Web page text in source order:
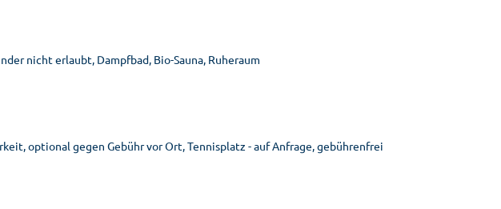
nicht erlaubt, Dampfbad, Bio-Sauna, Ruheraum
optional gegen Gebühr vor Ort, Tennisplatz - auf Anfrage, gebührenfrei